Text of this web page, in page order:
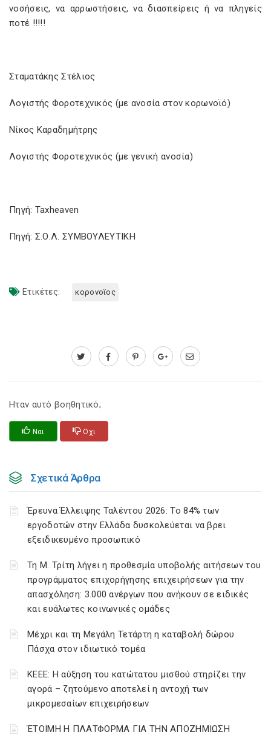
νοσήσεις, να αρρωστήσεις, να διασπείρεις ή να πληγείς
ποτέ !!!!!
Σταματάκης Στέλιος
Λογιστής Φοροτεχνικός (με ανοσία στον κορωνοϊό)
Νίκος Καραδημήτρης
Λογιστής Φοροτεχνικός (με γενική ανοσία)
Πηγή: Taxheaven
Πηγή: Σ.Ο.Λ. ΣΥΜΒΟΥΛΕΥΤΙΚΗ
Ετικέτες: κορονοϊος
Ηταν αυτό βοηθητικό;
Ναι Οχι
Σχετικά Άρθρα
Έρευνα Έλλειψης Ταλέντου 2026: Το 84% των
εργοδοτών στην Ελλάδα δυσκολεύεται να βρει
εξειδικευμένο προσωπικό
Τη Μ. Τρίτη λήγει η προθεσμία υποβολής αιτήσεων του
προγράμματος επιχορήγησης επιχειρήσεων για την
απασχόληση: 3.000 ανέργων που ανήκουν σε ειδικές
και ευάλωτες κοινωνικές ομάδες
Μέχρι και τη Μεγάλη Τετάρτη η καταβολή δώρου
Πάσχα στον ιδιωτικό τομέα
ΚΕΕΕ: Η αύξηση του κατώτατου μισθού στηρίζει την
αγορά – ζητούμενο αποτελεί η αντοχή των
μικρομεσαίων επιχειρήσεων
ΈΤΟΙΜΗ Η ΠΛΑΤΦΟΡΜΑ ΓΙΑ ΤΗΝ ΑΠΟΖΗΜΙΩΣΗ